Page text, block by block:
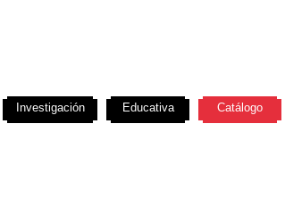
Investigación Educativa Catálogo